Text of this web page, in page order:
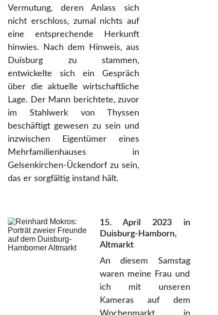
Vermutung, deren Anlass sich
nicht erschloss, zumal nichts auf
eine entsprechende Herkunft
hinwies. Nach dem Hinweis, aus
Duisburg zu stammen,
entwickelte sich ein Gespräch
über die aktuelle wirtschaftliche
Lage. Der Mann berichtete, zuvor
im Stahlwerk von Thyssen
beschäftigt gewesen zu sein und
inzwischen Eigentümer eines
Mehrfamilienhauses in
Gelsenkirchen-Ückendorf zu sein,
das er sorgfältig instand hält.
15. April 2023 in
Duisburg-Hamborn,
Altmarkt
An diesem Samstag
waren meine Frau und
ich mit unseren
Kameras auf dem